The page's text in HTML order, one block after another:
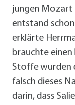
jungen Mozart
entstand
erklärte
brauchte einen
Stoffe wurden
falsch dieses
darin, dass